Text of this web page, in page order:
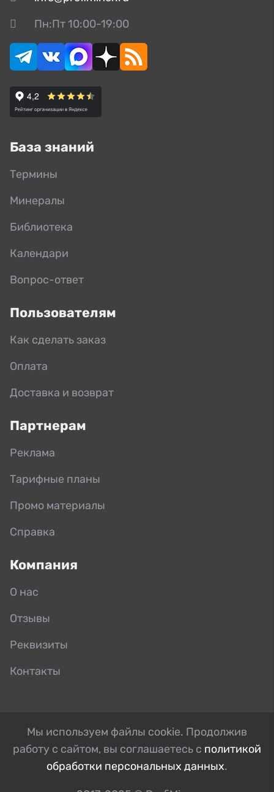
Пн:Пт 10:00-19:00
База знаний
Термины
Минералы
Библиотека
Календари
Вопрос-ответ
Пользователям
Как сделать заказ
Оплата
Доставка и возврат
Партнерам
Реклама
Тарифные планы
Промо материалы
Справка
Компания
О нас
Отзывы
Реквизиты
Контакты
Мы используем файлы cookie. Продолжив
работу с сайтом, вы соглашаетесь с политикой
обработки персональных данных.